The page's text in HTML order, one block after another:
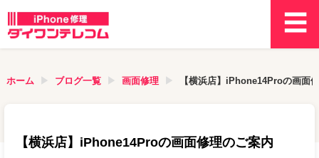
ホーム ブログ一覧 画面修理 【横浜店】iPhone14Proの画面
【横浜店】iPhone14Proの画面修理のご案内